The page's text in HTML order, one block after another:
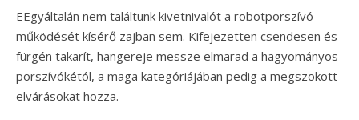
EEgyáltalán nem találtunk kivetnivalót a robotporszívó
működését kísérő zajban sem. Kifejezetten csendesen és
fürgén takarít, hangereje messze elmarad a hagyományos
porszívókétól, a maga kategóriájában pedig a megszokott
elvárásokat hozza.